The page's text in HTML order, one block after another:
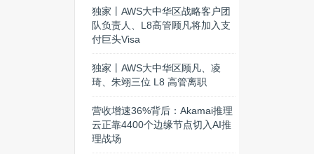
独家丨AWS大中华区战略客户团
队负责人、L8高管顾凡将加入支
付巨头Visa
独家丨AWS大中华区顾凡、凌
琦、朱翊三位 L8 高管离职
营收增速36%背后：Akamai推理
云正靠4400个边缘节点切入AI推
理战场